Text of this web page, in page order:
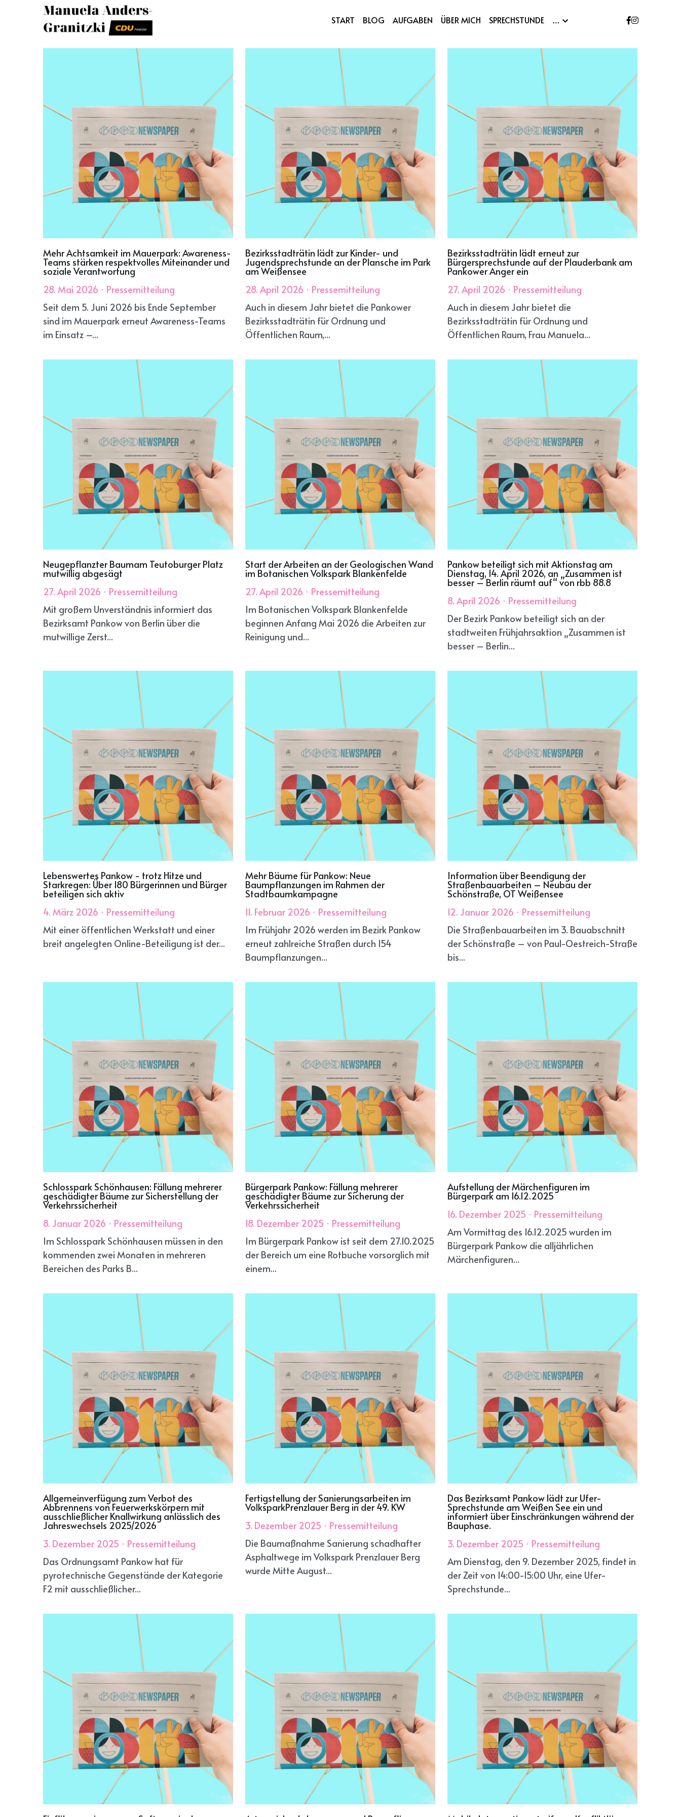
START BLOG AUFGABEN ÜBER MICH SPRECHSTUNDE …
Mehr Achtsamkeit im Mauerpark: Awareness-
Teams stärken respektvolles Miteinander und
soziale Verantwortung
28. Mai 2026 · Pressemitteilung
Seit dem 5. Juni 2026 bis Ende September
sind im Mauerpark erneut Awareness-Teams
im Einsatz –...
Bezirksstadträtin lädt zur Kinder- und
Jugendsprechstunde an der Plansche im Park
am Weißensee
28. April 2026 · Pressemitteilung
Auch in diesem Jahr bietet die Pankower
Bezirksstadträtin für Ordnung und
Öffentlichen Raum,...
Bezirksstadträtin lädt erneut zur
Bürgersprechstunde auf der Plauderbank am
Pankower Anger ein
27. April 2026 · Pressemitteilung
Auch in diesem Jahr bietet die
Bezirksstadträtin für Ordnung und
Öffentlichen Raum, Frau Manuela...